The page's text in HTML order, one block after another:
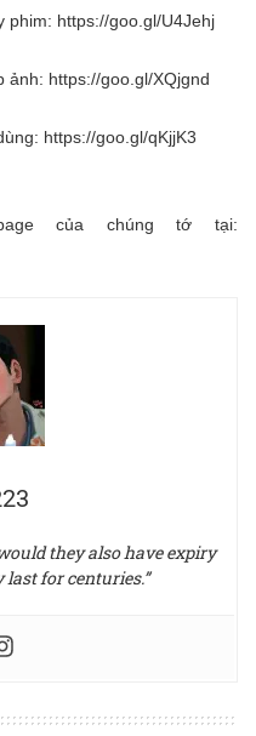
phim: https://goo.gl/U4Jehj
ảnh: https://goo.gl/XQjgnd
https://goo.gl/qKjjK3
của chúng tớ tại:
they also have expiry
last for centuries.”